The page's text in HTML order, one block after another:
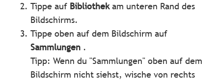
Tippe auf Bibliothekam unteren Rand des
Bildschirms.
Tippe oben auf dem Bildschirm auf
Sammlungen .
Tipp: Wenn du "Sammlungen" oben auf dem
Bildschirm nicht siehst, wische von rechts